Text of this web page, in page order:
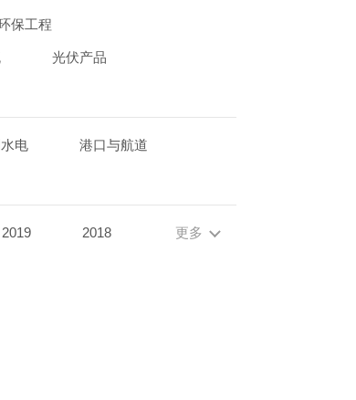
保工程
光伏产品
电 港口与航道
2019 2018 更多